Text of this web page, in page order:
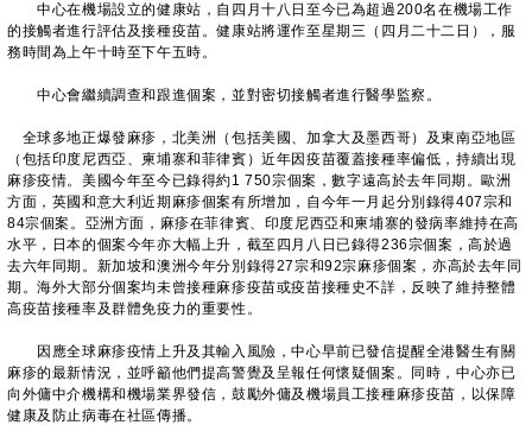
中心在機場設立的健康站，自四月十八日至今已為超過200名在機場工作
的接觸者進行評估及接種疫苗。健康站將運作至星期三（四月二十二日），服
務時間為上午十時至下午五時。
中心會繼續調查和跟進個案，並對密切接觸者進行醫學監察。
全球多地正爆發麻疹，北美洲（包括美國、加拿大及墨西哥）及東南亞地區
（包括印度尼西亞、柬埔寨和菲律賓）近年因疫苗覆蓋接種率偏低，持續出現
麻疹疫情。美國今年至今已錄得約1 750宗個案，數字遠高於去年同期。歐洲
方面，英國和意大利近期麻疹個案有所增加，自今年一月起分別錄得407宗和
84宗個案。亞洲方面，麻疹在菲律賓、印度尼西亞和柬埔寨的發病率維持在高
水平，日本的個案今年亦大幅上升，截至四月八日已錄得236宗個案，高於過
去六年同期。新加坡和澳洲今年分別錄得27宗和92宗麻疹個案，亦高於去年同
期。海外大部分個案均未曾接種麻疹疫苗或疫苗接種史不詳，反映了維持整體
高疫苗接種率及群體免疫力的重要性。
因應全球麻疹疫情上升及其輸入風險，中心早前已發信提醒全港醫生有關
麻疹的最新情況，並呼籲他們提高警覺及呈報任何懷疑個案。同時，中心亦已
向外傭中介機構和機場業界發信，鼓勵外傭及機場員工接種麻疹疫苗，以保障
健康及防止病毒在社區傳播。